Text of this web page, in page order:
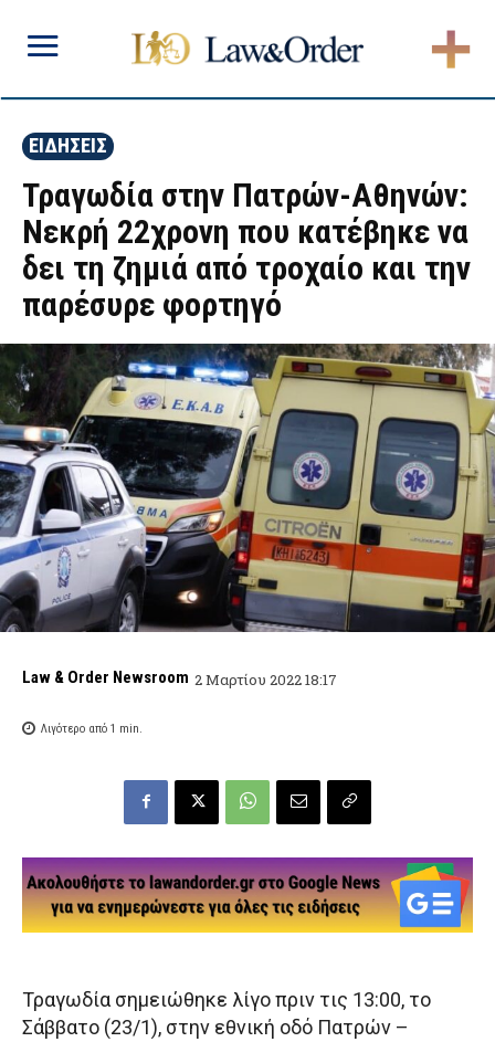
ΕΙΔΗΣΕΙΣ
Τραγωδία στην Πατρών-Αθηνών:
Νεκρή 22χρονη που κατέβηκε να
δει τη ζημιά από τροχαίο και την
παρέσυρε φορτηγό
Law & Order Newsroom 2 Μαρτίου 2022 18:17
Λιγότερο από 1 min.
Τραγωδία σημειώθηκε λίγο πριν τις 13:00, το
Σάββατο (23/1), στην εθνική οδό Πατρών –